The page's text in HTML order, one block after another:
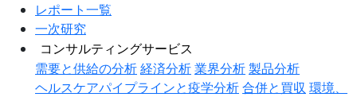
レポート一覧
一次研究
コンサルティングサービス
需要と供給の分析経済分析業界分析製品分析
ヘルスケアパイプラインと疫学分析合併と買収 環境、